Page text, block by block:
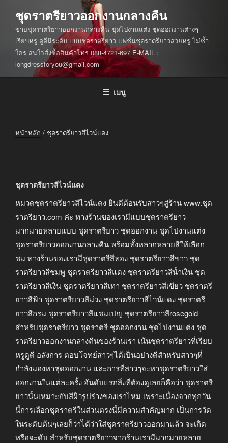
บทความ
ชุดราตรียาวออกงานกลางคืน
ขายชุดราตรียาวออกงานกลางคืน ชุดไปงานแต่ง ชุดออกงานต่างๆ
เรียบหรู ดูดีมีระดับ แบบชุดราตรียาว แฟชั่นชุดราตรียาวสวยหรู ไม่ซ้ำ
ใคร สนใจสั่งซื้อสินค้าโทร 088-4721-697 E-MAIL :
longdressforyou@gmail.com
เมนู
หน้าหลัก / ชุดราตรียาวสีไวน์แดง
ชุดราตรียาวสีไวน์แดง
หมวดชุดราตรียาวสีไวน์แดง ยินดีต้อนรับสาวๆสู่ร้าน www.ชุด
ราตรียาว.com ค่ะ ทางร้านของเรามีแบบชุดราตรียาว
มากมายหลายแบบ ชุดราตรียาว ชุดออกงาน ชุดไปงานแต่ง
ชุดราตรียาวออกงานกลางคืน พร้อมทั้งหลากหลายสีให้เลือก
ชม ทางร้านของเรามีชุดราตรีสีทอง ชุดราตรียาวสีขาว ชุด
ราตรียาวสีชมพู ชุดราตรียาวสีแดง ชุดราตรียาวสีน้ำเงิน ชุด
ราตรียาวสีเงิน ชุดราตรียาวสีเทา ชุดราตรียาวสีเขียว ชุดราตรี
ยาวสีฟ้า ชุดราตรียาวสีม่วง ชุดราตรียาวสีไวน์แดง ชุดราตรี
ยาวสีกรม ชุดราตรียาวสีแชมเปญ ชุดราตรียาวสีrosegold
สำหรับชุดราตรียาว ชุดราตรี ชุดออกงาน ชุดไปงานแต่ง ชุด
ราตรียาวออกงานกลางคืนของร้านเรา เน้นชุดราตรียาวที่เรียบ
หรูดูดี อลังการ ตอบโจทย์สาวๆได้เป็นอย่างดีสำหรับสาวๆที่
กำลังมองหาชุดออกงาน และการที่สาวๆจะหาชุดราตรียาวใส่
ออกงานในแต่ละครั้ง อันดับแรกสิ่งที่ต้องดูเลยก็คือว่า ชุดราตรี
ยาวนั้นเหมาะกับสีผิวรูปร่างของเราไหม เพราะเนื่องจากทุกวัน
นี้การเลือกชุดราตรีในส่วนตรงนี้มีความสำคัญมาก เป็นการวัด
ในระดับต้นๆเลยก็ว่าได้ว่าใส่ชุดราตรียาวออกมาแล้ว จะเกิด
หรือจะดับ สำหรับชุดราตรียาวจากร้านเรามีมากมายหลาย